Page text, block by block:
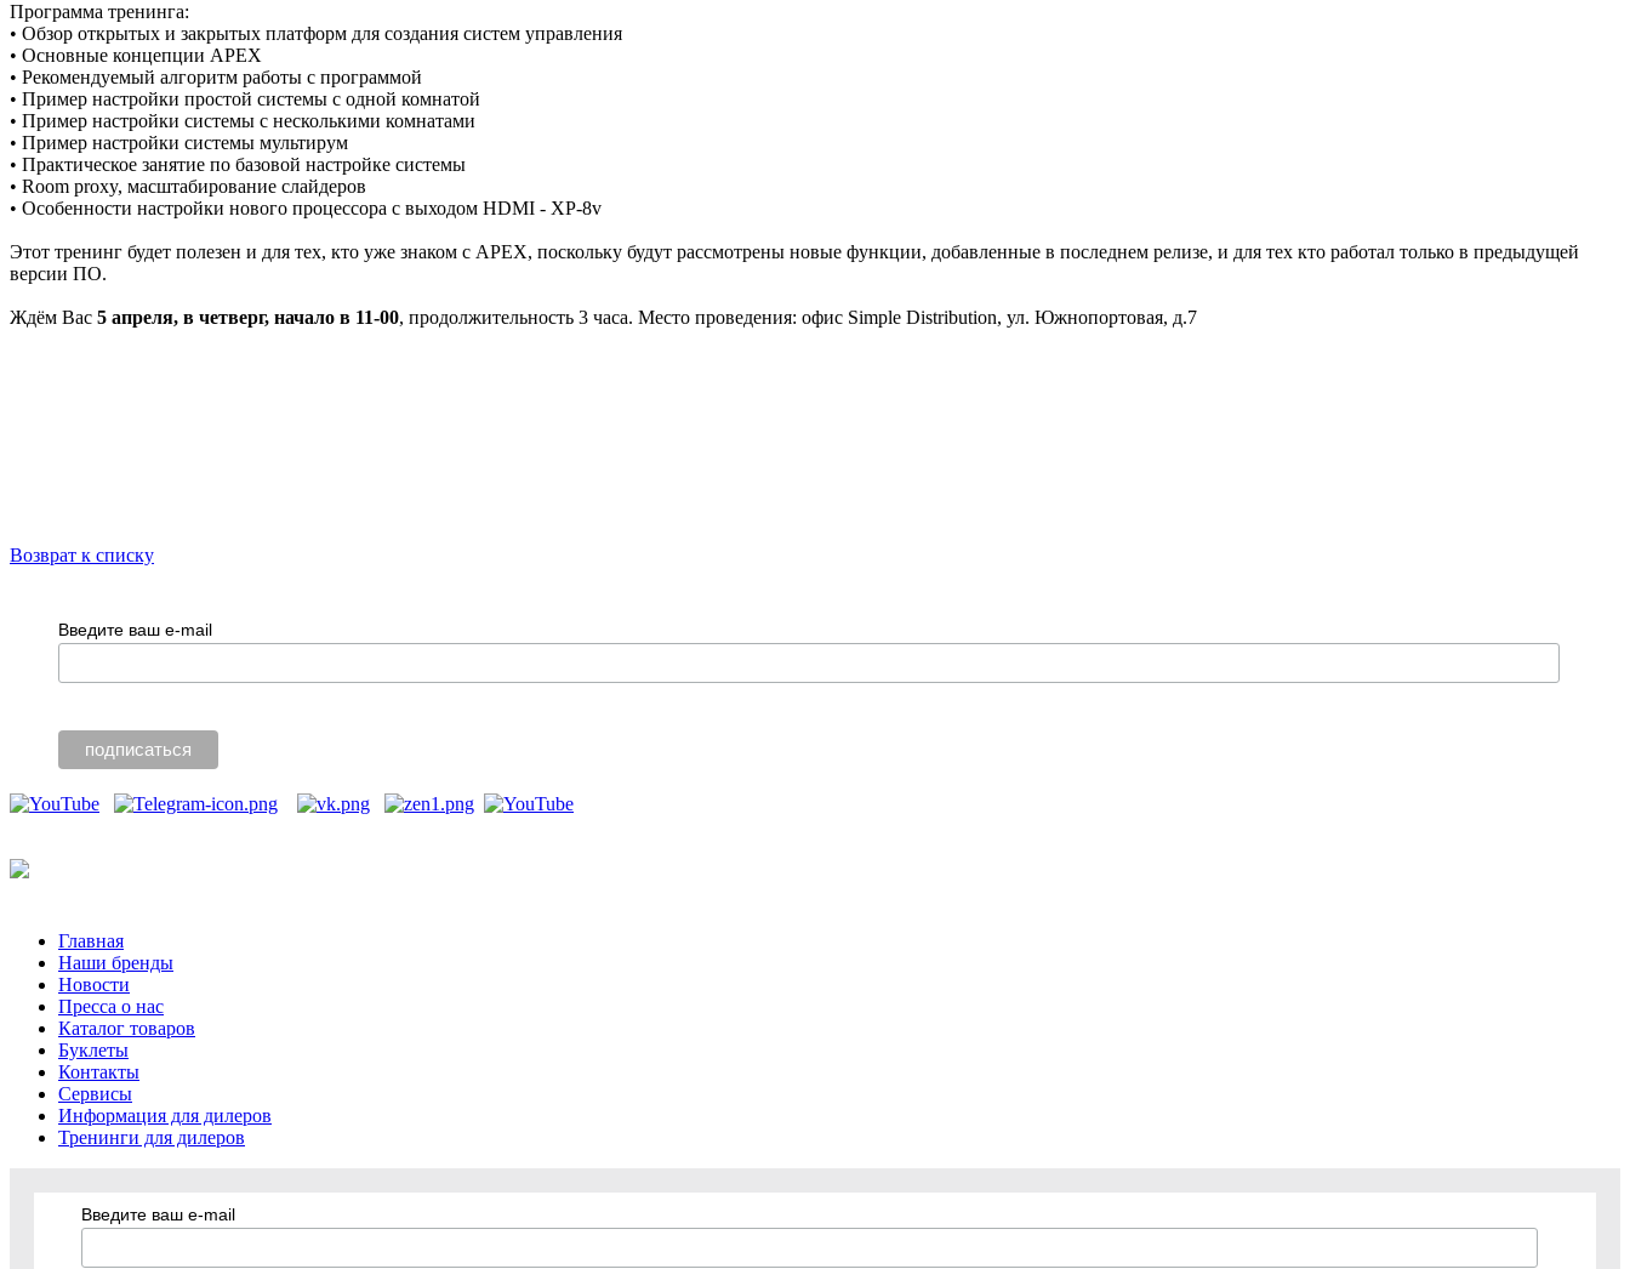
Программа тренинга:
• Обзор открытых и закрытых платформ для создания систем управления
• Основные концепции APEX
• Рекомендуемый алгоритм работы с программой
• Пример настройки простой системы с одной комнатой
• Пример настройки системы с несколькими комнатами
• Пример настройки системы мультирум
• Практическое занятие по базовой настройке системы
• Room proxy, масштабирование слайдеров
• Особенности настройки нового процессора с выходом HDMI - XP-8v
Этот тренинг будет полезен и для тех, кто уже знаком с APEX, поскольку будут рассмотрены новые функции, добавленные в последнем релизе, и для тех кто работал только в предыдущей
версии ПО.
Ждём Вас 5 апреля, в четверг, начало в 11-00, продолжительность 3 часа. Место проведения: офис Simple Distribution, ул. Южнопортовая, д.7
Возврат к списку
Введите ваш e-mail
Главная
Наши бренды
Новости
Пресса о нас
Каталог товаров
Буклеты
Контакты
Сервисы
Информация для дилеров
Тренинги для дилеров
Введите ваш e-mail